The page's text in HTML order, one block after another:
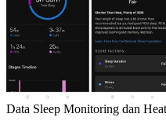
Data Sleep Monitoring dan